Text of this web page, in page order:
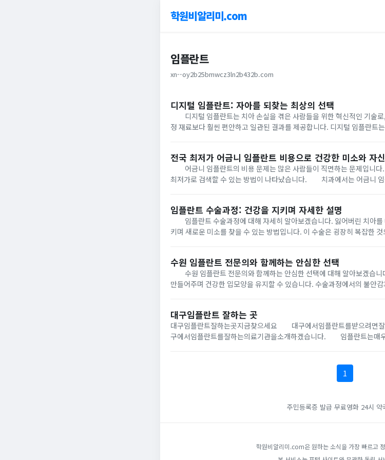
학원비알리미.com
임플란트
xn--oy2b25bmwcz3ln2b432b.com
디지털 임플란트: 자아를 되찾는 최상의 선택
디지털 임플란트는 치아 손실을 겪은 사람들을 위한 혁신적인 기술로
정 재료보다 훨씬 편안하고 일관된 결과를 제공합니다. 디지털 임플란트
전국 최저가 어금니 임플란트 비용으로 건강한 미소와 자
어금니 임플란트의 비용 문제는 많은 사람들이 직면하는 문제입니다
최저가로 검색할 수 있는 방법이 나타났습니다. 치과에서는 어금니 임
임플란트 수술과정: 건강을 지키며 자세한 설명
임플란트 수술과정에 대해 자세히 알아보겠습니다. 잃어버린 치아를
키며 새로운 미소를 찾을 수 있는 방법입니다. 이 수술은 굉장히 복잡한
수원 임플란트 전문의와 함께하는 안심한 선택
수원 임플란트 전문의와 함께하는 안심한 선택에 대해 알아보겠습니
만들어주며 건강한 입모양을 유지할 수 있습니다. 수술과정에서의 불안
대구임플란트 잘하는 곳
대구임플란트잘하는곳지금찾으세요 대구에서임플란트를받으려면
구에서임플란트를잘하는의료기관을소개하겠습니다. 임플란트는매
1
주민등록증 발급 무료영화 24시 약
학원비알리미.com은 원하는 소식을 가장 빠르고